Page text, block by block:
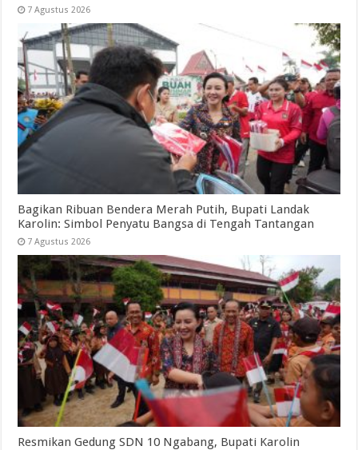
7 Agustus 2026
Bagikan Ribuan Bendera Merah Putih, Bupati Landak
Karolin: Simbol Penyatu Bangsa di Tengah Tantangan
7 Agustus 2026
Resmikan Gedung SDN 10 Ngabang, Bupati Karolin